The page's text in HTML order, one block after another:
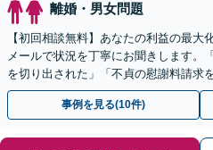
離婚・男女問題
【初回相談無料】あなたの利益の最大
メールで状況を丁寧にお聞きします。
を切り出された」「不貞の慰謝料請求
【リーズナブルな料金設定】
事例を見る(10件)